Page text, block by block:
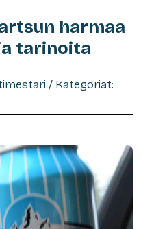
harmaa
tarinoita
/ Kategoriat: